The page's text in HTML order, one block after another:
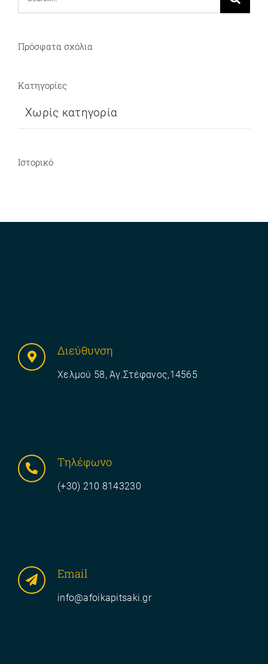
for:
Πρόσφατα σχόλια
Kατηγορίες
Χωρίς κατηγορία
Ιστορικό
Διεύθυνση
Χελμού 58, Άγ.Στέφανος,14565
Tηλέφωνο
(+30) 210 8143230
Email
info@afoikapitsaki.gr